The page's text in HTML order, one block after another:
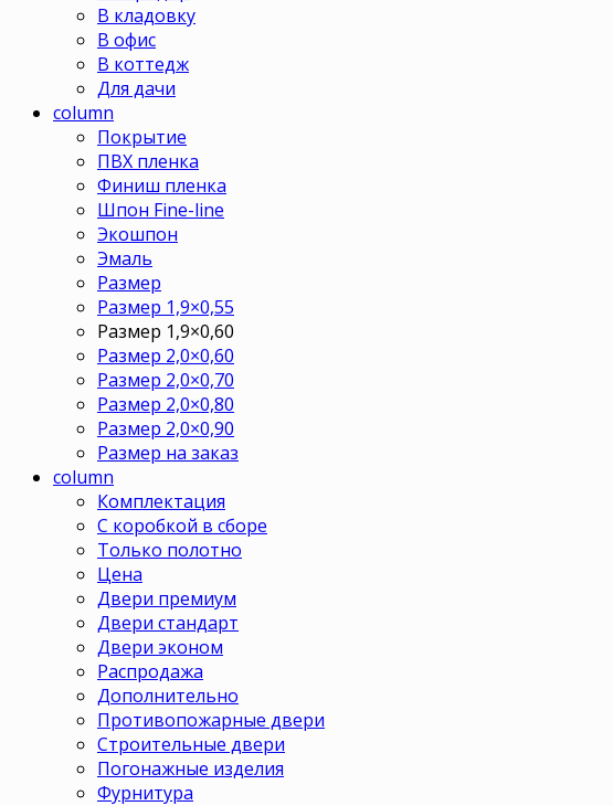
В кладовку
В офис
В коттедж
Для дачи
column
Покрытие
ПВХ пленка
Финиш пленка
Шпон Fine-line
Экошпон
Эмаль
Размер
Размер 1,9×0,55
Размер 1,9×0,60
Размер 2,0×0,60
Размер 2,0×0,70
Размер 2,0×0,80
Размер 2,0×0,90
Размер на заказ
column
Комплектация
С коробкой в сборе
Только полотно
Цена
Двери премиум
Двери стандарт
Двери эконом
Распродажа
Дополнительно
Противопожарные двери
Строительные двери
Погонажные изделия
Фурнитура